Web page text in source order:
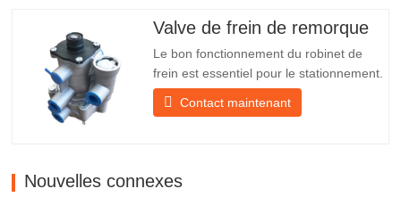
l'abat-jour pour mieux protéger l'abat-jour
Valve de frein de remorque
Le bon fonctionnement du robinet de
frein est essentiel pour le stationnement.
Il assure un freinage en douceur de la
remorque. Fondée en 2005, Chengda
scientifiques et une équipe…
Contact maintenant
Nouvelles connexes